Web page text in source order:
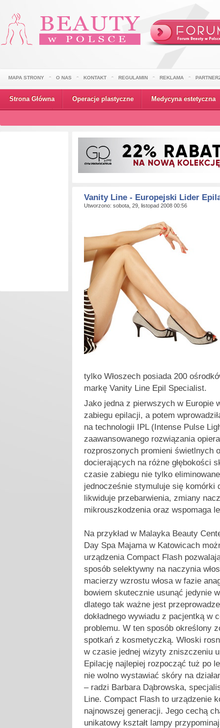
MAPA STRONY O NAS KONTAKT REGULAMIN REKLAMA
Strona Główna Operacje plastyczne Medycyna estetyczna
Vanity Line - Europejski Lider
Utworzono: sobota, 29, listopad 2008 00:56
tylko Włoszech posiada 200
markę Vanity Line Epil Specialist.
Jako jedna z pierwszych w Europie
zabiegu epilacji, a potem
na technologii IPL (Intense Pulse
zaawansowanego rozwiązania
rozproszonych promieni świetlnych
docierających na różne głębokości
czasie zabiegu nie tylko
jednocześnie stymuluje się komórki
likwiduje przebarwienia, zmiany
mikrouszkodzenia oraz wspomaga
Na przykład w Malayka Beauty
Day Spa Majama w Katowicach
urządzenia Compact Flash
sposób selektywny na naczynia
macierzy wzrostu włosa w fazie
bowiem skutecznie usunąć jedynie
dlatego tak ważne jest
dokładnego wywiadu z pacjentką w
problemu. W ten sposób określony
spotkań z kosmetyczką. Włoski
w czasie jednej wizyty zniszczeniu
Epilację najlepiej rozpocząć tuż po
nie wolno wystawiać skóry na
– radzi Barbara Dąbrowska,
Line. Compact Flash to urządzenie
najnowszej generacji. Jego cechą
unikatowy kształt lampy